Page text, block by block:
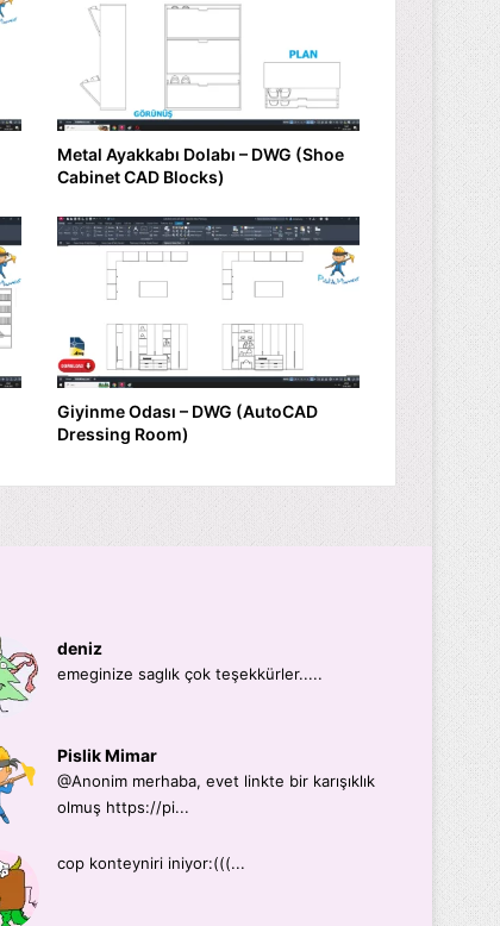
Metal Ayakkabı Dolabı – DWG (Shoe
Cabinet CAD Blocks)
Giyinme Odası – DWG (AutoCAD
Dressing Room)
deniz
emeginize saglık çok teşekkürler.....
Pislik Mimar
@Anonim merhaba, evet linkte bir karışıklık
olmuş https://pi...
cop konteyniri iniyor:(((...